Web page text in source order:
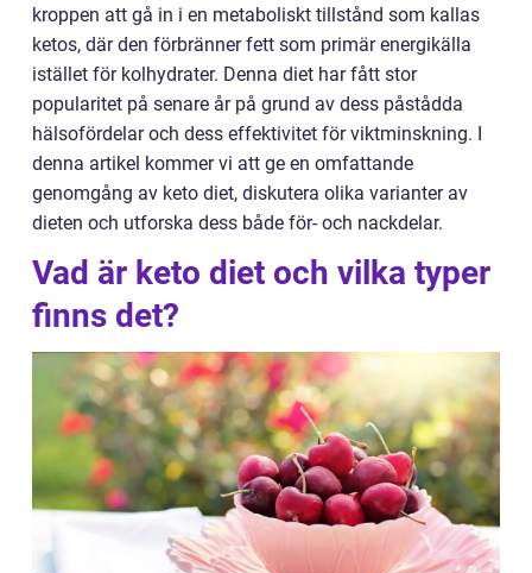
kroppen att gå in i en metaboliskt tillstånd som kallas
ketos, där den förbränner fett som primär energikälla
istället för kolhydrater. Denna diet har fått stor
popularitet på senare år på grund av dess påstådda
hälsofördelar och dess effektivitet för viktminskning. I
denna artikel kommer vi att ge en omfattande
genomgång av keto diet, diskutera olika varianter av
dieten och utforska dess både för- och nackdelar.
Vad är keto diet och vilka typer
finns det?